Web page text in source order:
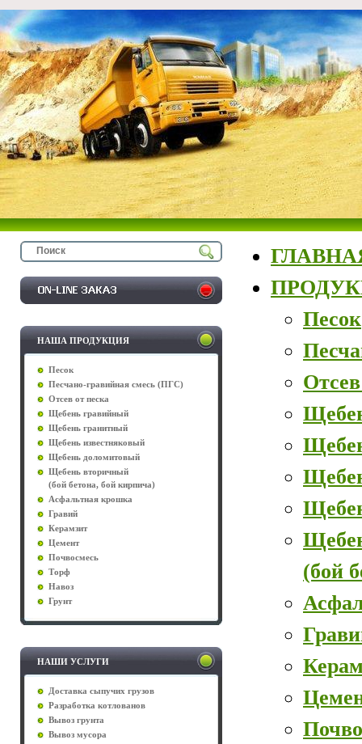
НАША ПРОДУКЦИЯ
Песок
Песчано-гравийная смесь (ПГС)
Отсев от песка
Щебень гравийный
Щебень гранитный
Щебень известняковый
Щебень доломитовый
Щебень вторичный
(бой бетона, бой кирпича)
Асфальтная крошка
Гравий
Керамзит
Цемент
Почвосмесь
Торф
Навоз
Грунт
НАШИ УСЛУГИ
Доставка сыпучих грузов
Разработка котлованов
Вывоз грунта
Вывоз мусора
Песок
(бой